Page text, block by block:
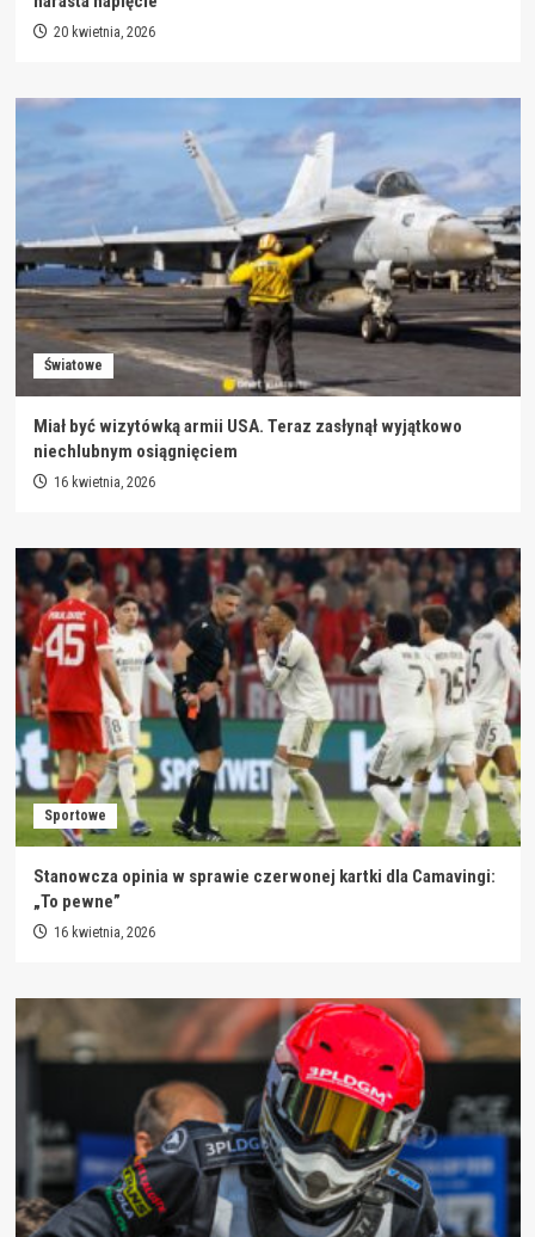
20 kwietnia, 2026
Światowe
Miał być wizytówką armii USA. Teraz zasłynął wyjątkowo
niechlubnym osiągnięciem
16 kwietnia, 2026
Sportowe
Stanowcza opinia w sprawie czerwonej kartki dla Camavingi:
„To pewne”
16 kwietnia, 2026